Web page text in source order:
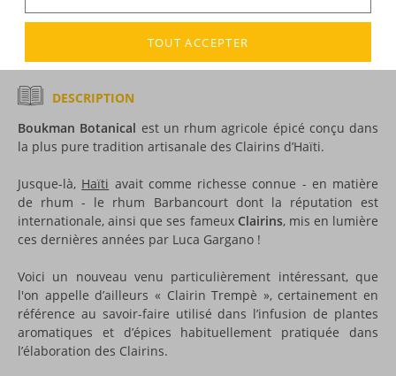
Voir tous les produits :Boukman
DESCRIPTION
Boukman Botanical est un rhum agricole épicé conçu dans
la plus pure tradition artisanale des Clairins d’Haïti.
Jusque-là, Haïti avait comme richesse connue - en matière
de rhum - le rhum Barbancourt dont la réputation est
internationale, ainsi que ses fameux Clairins, mis en lumière
ces dernières années par Luca Gargano !
Voici un nouveau venu particulièrement intéressant, que
l'on appelle d’ailleurs « Clairin Trempè », certainement en
référence au savoir-faire utilisé dans l’infusion de plantes
aromatiques et d’épices habituellement pratiquée dans
l’élaboration des Clairins.
TOUT ACCEPTER